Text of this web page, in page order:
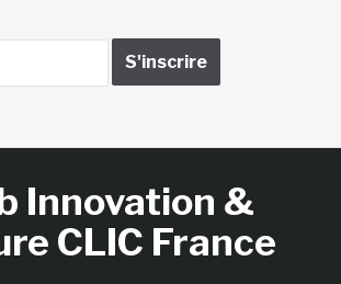
Innovation &
CLIC France